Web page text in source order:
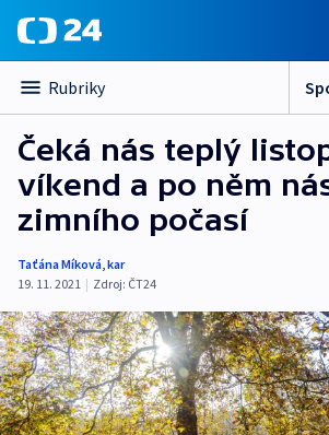
Rubriky
Čeká nás teplý
víkend a po něm
zimního počasí
Taťána Míková,kar
19. 11. 2021 | Zdroj: ČT24